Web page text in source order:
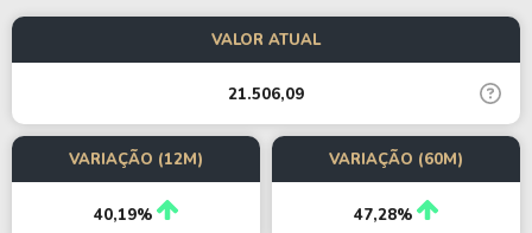
VALOR ATUAL
21.506,09
VARIAÇÃO (12M)
40,19%
VARIAÇÃO (60M)
47,28%